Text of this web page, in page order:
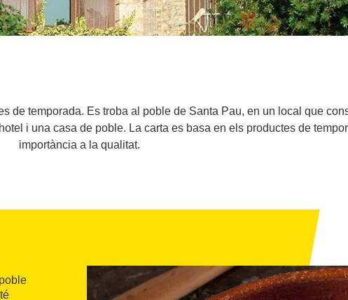
de temporada. Es troba al poble de Santa Pau, en un local que
i una casa de poble. La carta es basa en els productes de
importància a la qualitat.